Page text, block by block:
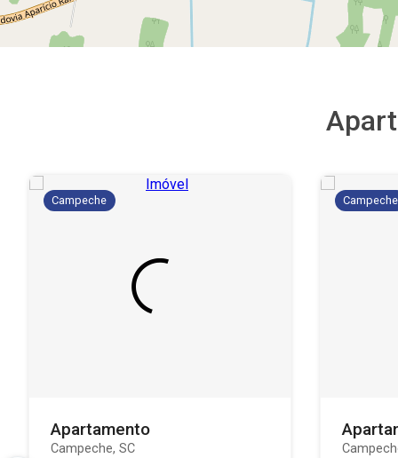
Campeche
Apartamento
Campeche, SC
Campeche